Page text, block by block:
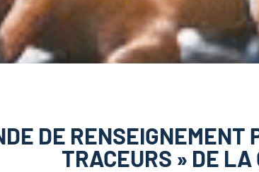
DE RENSEIGNEMENT
TRACEURS » DE